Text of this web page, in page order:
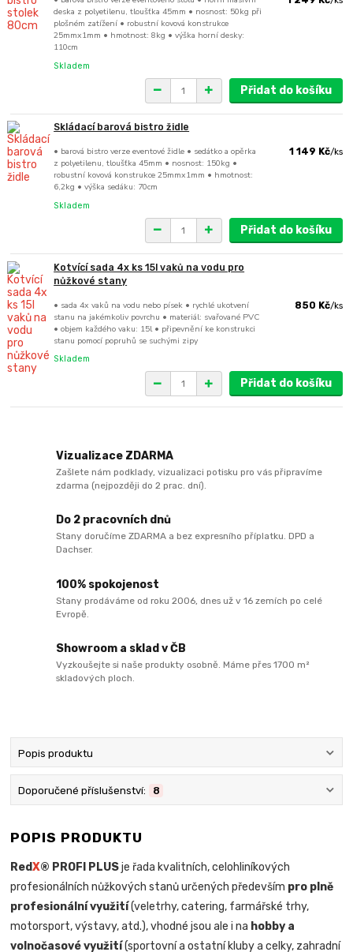
deska z polyetilenu, tloušťka 45mm • nosnost: 50kg při
plošném zatížení • robustní kovová konstrukce
25mmx1mm • hmotnost: 8kg • výška horní desky:
110cm
Skladem
Přidat do košíku
Skládací barová bistro židle
• barová bistro verze eventové židle • sedátko a opěrka
z polyetilenu, tloušťka 45mm • nosnost: 150kg •
robustní kovová konstrukce 25mmx1mm • hmotnost:
6,2kg • výška sedáku: 70cm
1 149 Kč/ks
Skladem
Přidat do košíku
Kotvící sada 4x ks 15l vaků na vodu pro
nůžkové stany
• sada 4x vaků na vodu nebo písek • rychlé ukotvení
stanu na jakémkoliv povrchu • materiál: svařované PVC
• objem každého vaku: 15l • připevnění ke konstrukci
stanu pomocí popruhů se suchými zipy
850 Kč/ks
Skladem
Přidat do košíku
Vizualizace ZDARMA
Zašlete nám podklady, vizualizaci potisku pro vás připravíme
zdarma (nejpozději do 2 prac. dní).
Do 2 pracovních dnů
Stany doručíme ZDARMA a bez expresního příplatku. DPD a
Dachser.
100% spokojenost
Stany prodáváme od roku 2006, dnes už v 16 zemích po celé
Evropě.
Showroom a sklad v ČB
Vyzkoušejte si naše produkty osobně. Máme přes 1700 m²
skladových ploch.
Popis produktu
Doporučené příslušenství: 8
POPIS PRODUKTU
RedX® PROFI PLUSje řada kvalitních, celohliníkových
profesionálních nůžkových stanů určených především pro plně
profesionální využití(veletrhy, catering, farmářské trhy,
motorsport, výstavy, atd.), vhodné jsou ale i na hobby a
volnočasové využití(sportovní a ostatní kluby a celky, zahradní